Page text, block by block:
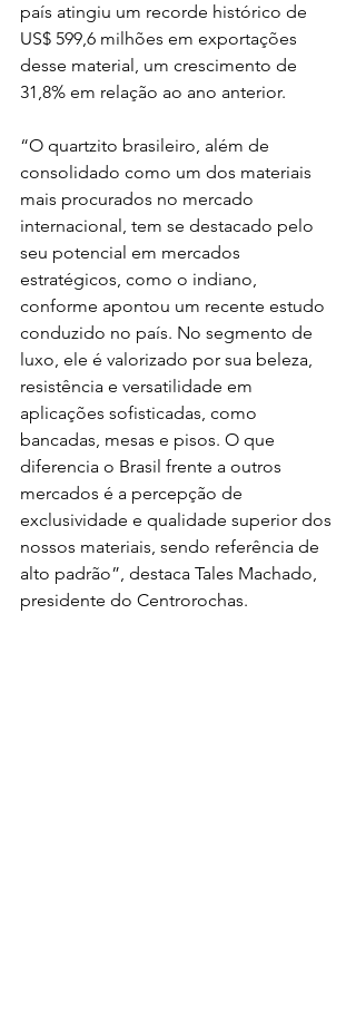
país atingiu um recorde histórico de
US$ 599,6 milhões em exportações
desse material, um crescimento de
31,8% em relação ao ano anterior.
“O quartzito brasileiro, além de
consolidado como um dos materiais
mais procurados no mercado
internacional, tem se destacado pelo
seu potencial em mercados
estratégicos, como o indiano,
conforme apontou um recente estudo
conduzido no país. No segmento de
luxo, ele é valorizado por sua beleza,
resistência e versatilidade em
aplicações sofisticadas, como
bancadas, mesas e pisos. O que
diferencia o Brasil frente a outros
mercados é a percepção de
exclusividade e qualidade superior dos
nossos materiais, sendo referência de
alto padrão”, destaca Tales Machado,
presidente do Centrorochas.